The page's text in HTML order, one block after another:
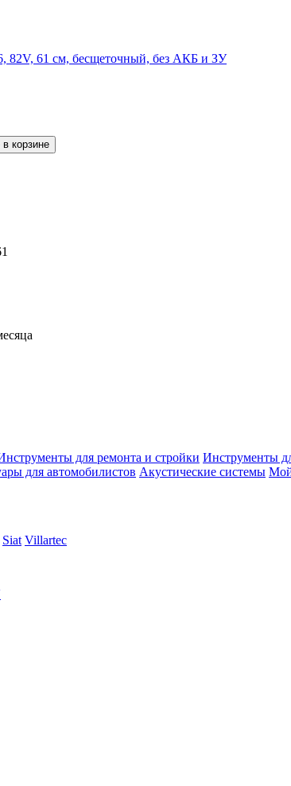
82V, 61 см, бесщеточный, без АКБ и ЗУ
корзине
для ремонта и стройки Инструменты
для автомобилистов Акустические системы
Siat Villartec